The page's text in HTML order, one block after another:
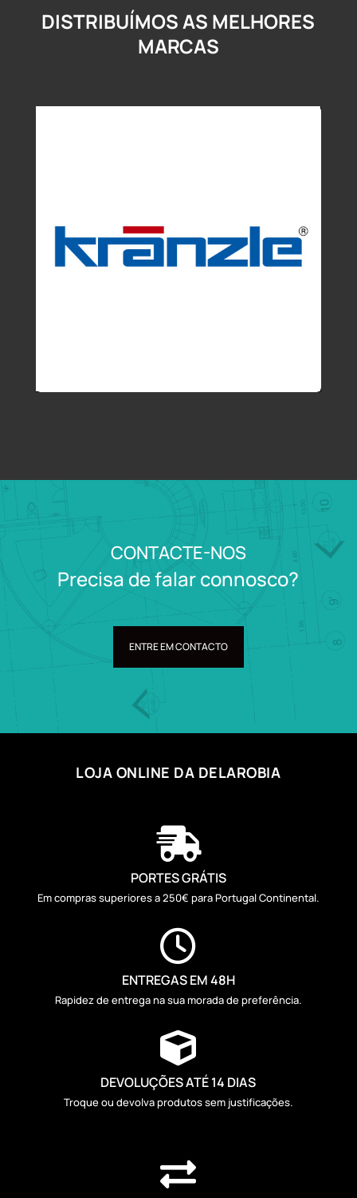
DISTRIBUÍMOS AS MELHORES
MARCAS
CONTACTE-NOS
Precisa de falar connosco?
ENTRE EM CONTACTO
LOJA ONLINE DA DELAROBIA

PORTES GRÁTIS
Em compras superiores a 250€ para Portugal Continental.

ENTREGAS EM 48H
Rapidez de entrega na sua morada de preferência.

DEVOLUÇÕES ATÉ 14 DIAS
Troque ou devolva produtos sem justificações.
